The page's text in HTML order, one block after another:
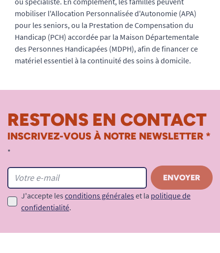
mobiliser l'Allocation Personnalisée d'Autonomie (APA)
pour les seniors, ou la Prestation de Compensation du
Handicap (PCH) accordée par la Maison Départementale
des Personnes Handicapées (MDPH), afin de financer ce
matériel essentiel à la continuité des soins à domicile.
RESTONS EN CONTACT
INSCRIVEZ-VOUS À NOTRE NEWSLETTER *
*
J'accepte les conditions générales et la politique de
confidentialité.